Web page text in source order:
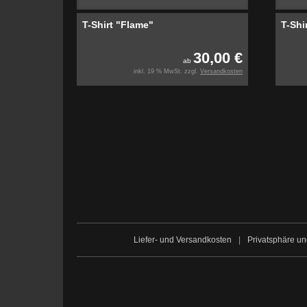
T-Shirt "Flame"
ab 30,00 €
inkl. 19 % MwSt. zzgl. Versandkosten
T-
Liefer- und Versandkosten Privatsphäre